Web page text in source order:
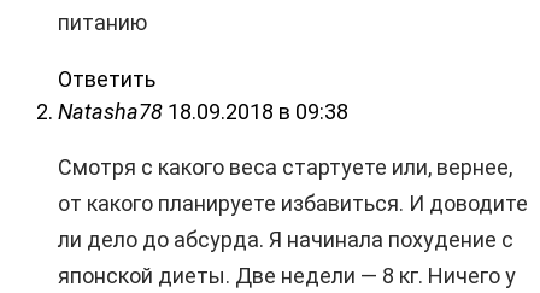
питанию
Ответить
Natasha78 18.09.2018 в 09:38
Смотря с какого веса стартуете или, вернее,
от какого планируете избавиться. И доводите
ли дело до абсурда. Я начинала похудение с
японской диеты. Две недели — 8 кг. Ничего у